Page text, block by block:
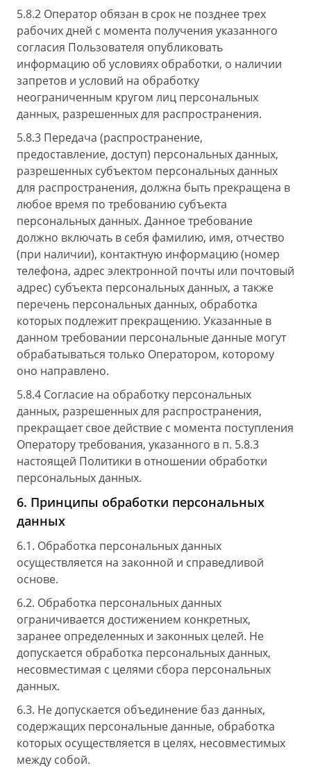
5.8.2 Оператор обязан в срок не позднее трех
рабочих дней с момента получения указанного
согласия Пользователя опубликовать
информацию об условиях обработки, о наличии
запретов и условий на обработку
неограниченным кругом лиц персональных
данных, разрешенных для распространения.
5.8.3 Передача (распространение,
предоставление, доступ) персональных данных,
разрешенных субъектом персональных данных
для распространения, должна быть прекращена в
любое время по требованию субъекта
персональных данных. Данное требование
должно включать в себя фамилию, имя, отчество
(при наличии), контактную информацию (номер
телефона, адрес электронной почты или почтовый
адрес) субъекта персональных данных, а также
перечень персональных данных, обработка
которых подлежит прекращению. Указанные в
данном требовании персональные данные могут
обрабатываться только Оператором, которому
оно направлено.
5.8.4 Согласие на обработку персональных
данных, разрешенных для распространения,
прекращает свое действие с момента поступления
Оператору требования, указанного в п. 5.8.3
настоящей Политики в отношении обработки
персональных данных.
6. Принципы обработки персональных
данных
6.1. Обработка персональных данных
осуществляется на законной и справедливой
основе.
6.2. Обработка персональных данных
ограничивается достижением конкретных,
заранее определенных и законных целей. Не
допускается обработка персональных данных,
несовместимая с целями сбора персональных
данных.
6.3. Не допускается объединение баз данных,
содержащих персональные данные, обработка
которых осуществляется в целях, несовместимых
между собой.